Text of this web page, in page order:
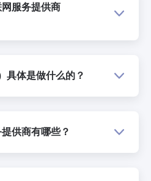
服务提供商
具体是做什么的？
供商有哪些？